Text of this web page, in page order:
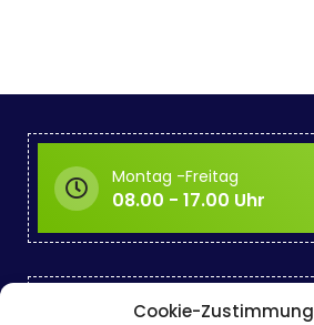
Cookie-Zustimmung
Montag -Freitag
08.00 - 17.00 Uhr
Kontakt aufnehmen